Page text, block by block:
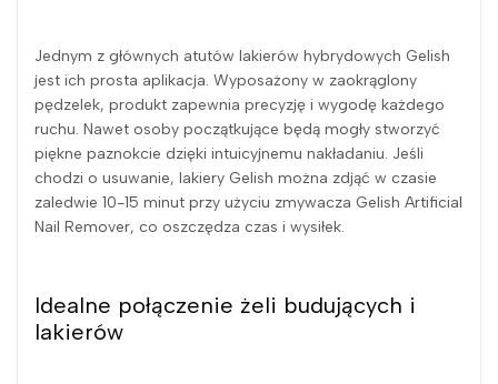
Jednym z głównych atutów lakierów hybrydowych Gelish
jest ich prosta aplikacja. Wyposażony w zaokrąglony
pędzelek, produkt zapewnia precyzję i wygodę każdego
ruchu. Nawet osoby początkujące będą mogły stworzyć
piękne paznokcie dzięki intuicyjnemu nakładaniu. Jeśli
chodzi o usuwanie, lakiery Gelish można zdjąć w czasie
zaledwie 10-15 minut przy użyciu zmywacza Gelish Artificial
Nail Remover, co oszczędza czas i wysiłek.
Idealne połączenie żeli budujących i
lakierów